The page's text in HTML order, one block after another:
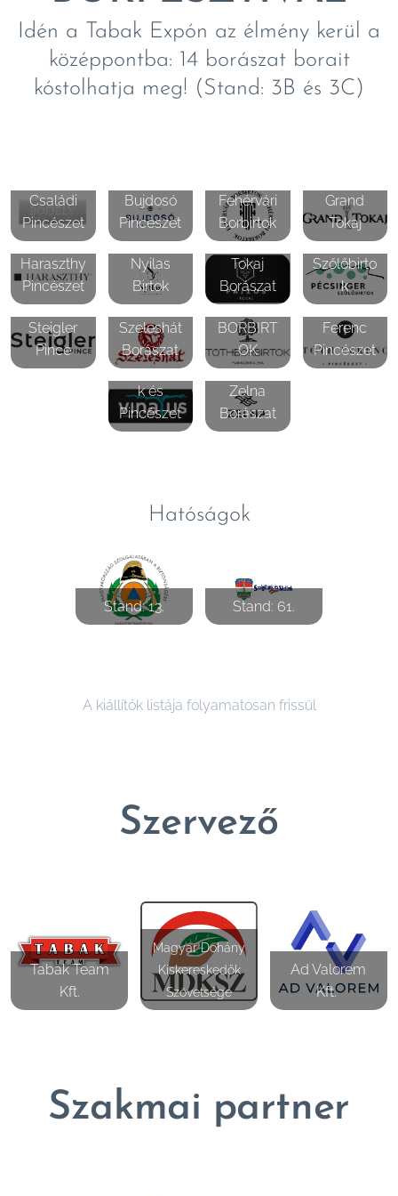
Idén a Tabak Expón az élmény kerül a
középpontba: 14 borászat borait
kóstolhatja meg! (Stand: 3B és 3C)
Családi
Pincészet
Bujdosó
Pincészet
Fehérvári
Borbirtok
Grand
Tokaj
Haraszthy
Pincészet
Nyilas
Birtok
Pajzos
Tokaj
Borászat
Pécsinger
Szőlőbirto
k
Steigler
Pince
Szeleshát
Borászat
TÓTH
BORBIRT
OK
Tóth
Ferenc
Pincészet
Vinatus
Szőlőbirto
k és
Pincészet
Zelna
Borászat
Hatóságok
Stand: 13. Stand: 61.
A kiállítók listája folyamatosan frissül
Szervező
Tabak Team
Kft.
Magyar Dohány
Kiskereskedők
Szövetsége
Ad Valorem
Kft.
Szakmai partner